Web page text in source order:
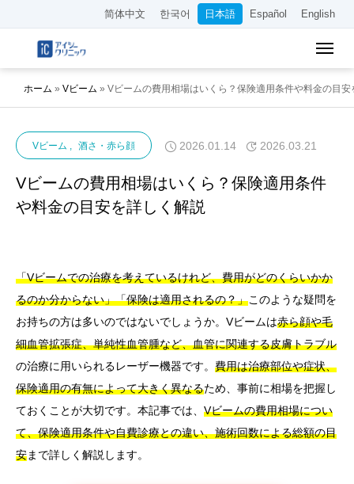
简体中文 한국어 日本語 Español English
ホーム » Vビーム » Vビームの費用相場はいくら？保険適用条件や料金の目安
Vビーム 酒さ・赤ら顔 2026.01.14 2026.03.21
Vビームの費用相場はいくら？保険適用条件
や料金の目安を詳しく解説
「Vビームでの治療を考えているけれど、費用がどのくらいかか
るのか分からない」「保険は適用されるの？」このような疑問を
お持ちの方は多いのではないでしょうか。Vビームは赤ら顔や毛
細血管拡張症、単純性血管腫など、血管に関連する皮膚トラブル
の治療に用いられるレーザー機器です。 費用は治療部位や症状、
保険適用の有無によって大きく異なるため、事前に相場を把握し
ておくことが大切です。本記事では、 Vビームの費用相場につい
て、保険適用条件や自費診療との違い、施術回数による総額の目
安まで詳しく解説します。